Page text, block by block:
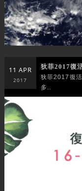
11 APR
2017
狄菲2017復
狄菲2017復
多..